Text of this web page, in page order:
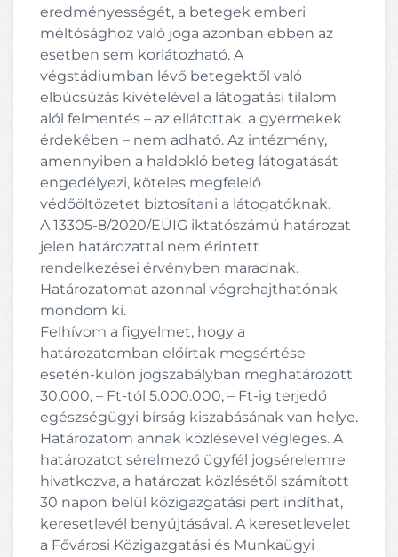
eredményességét, a betegek emberi
méltósághoz való joga azonban ebben az
esetben sem korlátozható. A
végstádiumban lévő betegektől való
elbúcsúzás kivételével a látogatási tilalom
alól felmentés – az ellátottak, a gyermekek
érdekében – nem adható. Az intézmény,
amennyiben a haldokló beteg látogatását
engedélyezi, köteles megfelelő
védőöltözetet biztosítani a látogatóknak.
A 13305-8/2020/EÜIG iktatószámú határozat
jelen határozattal nem érintett
rendelkezései érvényben maradnak.
Határozatomat azonnal végrehajthatónak
mondom ki.
Felhívom a figyelmet, hogy a
határozatomban előírtak megsértése
esetén-külön jogszabályban meghatározott
30.000, – Ft-tól 5.000.000, – Ft-ig terjedő
egészségügyi bírság kiszabásának van helye.
Határozatom annak közlésével végleges. A
határozatot sérelmező ügyfél jogsérelemre
hivatkozva, a határozat közlésétől számított
30 napon belül közigazgatási pert indíthat,
keresetlevél benyújtásával. A keresetlevelet
a Fővárosi Közigazgatási és Munkaügyi